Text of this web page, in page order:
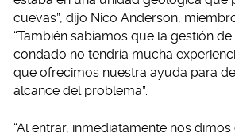
cuevas”, dijo Nico Anderson, miembro
“También sabíamos que la gestión
condado no tendría mucha
que ofrecimos nuestra ayuda para
alcance del problema”.
“Al entrar, inmediatamente nos